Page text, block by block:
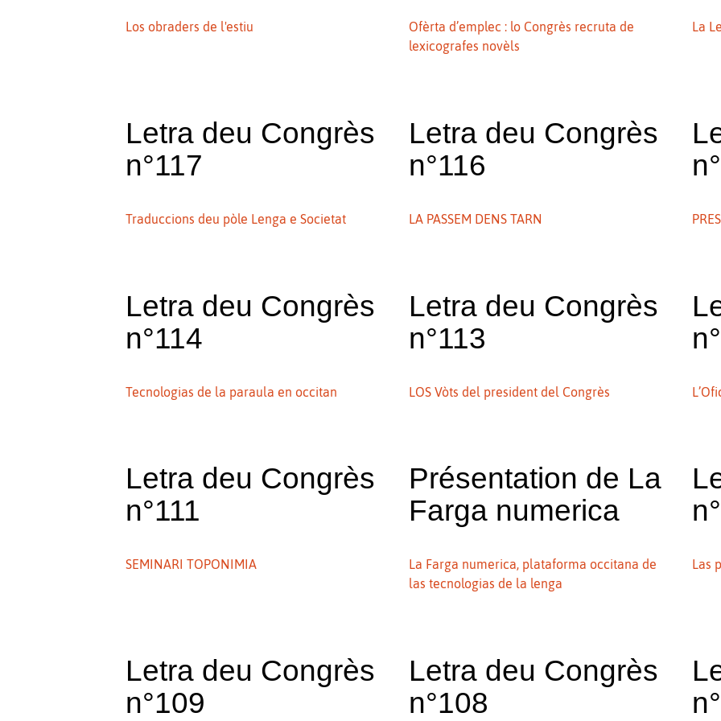
Los obraders de l'estiu
Ofèrta d’emplec : lo Congrès recruta de
lexicografes novèls
La
Letra deu Congrès
n°117
Traduccions deu pòle Lenga e Societat
Letra deu Congrès
n°116
LA PASSEM DENS TARN
Letra deu Congrès
n°114
Tecnologias de la paraula en occitan
Letra deu Congrès
n°113
LOS Vòts del president del Congrès
Letra deu Congrès
n°111
SEMINARI TOPONIMIA
Présentation de La
Farga numerica
La Farga numerica, plataforma occitana de
las tecnologias de la lenga
Las
Letra deu Congrès
n°109
Letra deu Congrès
n°108